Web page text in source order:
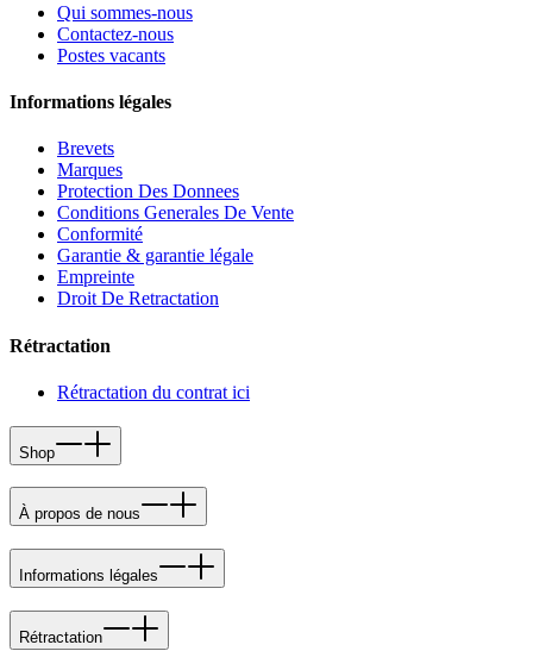
Qui sommes-nous
Contactez-nous
Postes vacants
Informations légales
Brevets
Marques
Protection Des Donnees
Conditions Generales De Vente
Conformité
Garantie & garantie légale
Empreinte
Droit De Retractation
Rétractation
Rétractation du contrat ici
Shop
À propos de nous
Informations légales
Rétractation